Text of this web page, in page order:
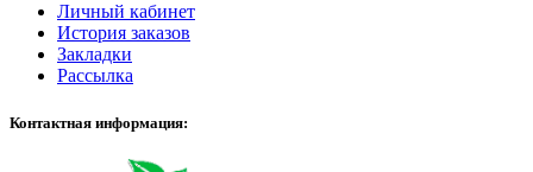
Личный кабинет
История заказов
Закладки
Рассылка
Контактная информация: